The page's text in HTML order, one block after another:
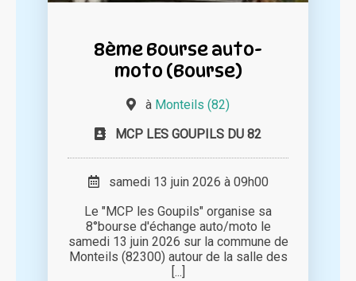
8ème Bourse auto-
moto (Bourse)
à Monteils (82)
MCP LES GOUPILS DU 82
samedi 13 juin 2026 à 09h00
Le "MCP les Goupils" organise sa
8°bourse d'échange auto/moto le
samedi 13 juin 2026 sur la commune de
Monteils (82300) autour de la salle des
[...]